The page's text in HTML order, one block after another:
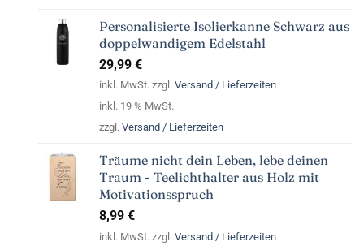
Personalisierte Isolierkanne Schwarz aus
doppelwandigem Edelstahl
29,99 €
inkl. MwSt. zzgl. Versand / Lieferzeiten
inkl. 19 % MwSt.
zzgl. Versand / Lieferzeiten
Träume nicht dein Leben, lebe deinen
Traum - Teelichthalter aus Holz mit
Motivationsspruch
8,99 €
inkl. MwSt. zzgl. Versand / Lieferzeiten